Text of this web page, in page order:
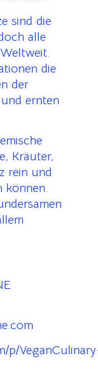
sind die
alle
die
der
ernten
Kräuter,
rein und
können.
p/